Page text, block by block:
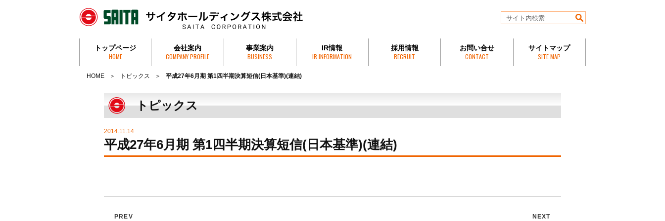
トップページ
HOME
会社案内
COMPANY PROFILE
社長挨拶・社是
会社概要
沿革
組織図
事務所一覧
特定個人情報取引方針
事業案内
BUSINESS
株式会社才田組
才田砕石工業株式会社
HUE FOODS COMPANY
フエフーズ・ジャパン株式会社
株式会社サイテックス
有限会社賀和運送
IR情報
IR INFORMATION
採用情報
RECRUIT
お問い合せ
CONTACT
サイトマップ
SITE MAP
HOME トピックス 平成27年6月期 第1四半期決算短信(日本基準)(連結)
トピックス
2014.11.14
平成27年6月期 第1四半期決算短信(日本基準)(連結)
PREV NEXT